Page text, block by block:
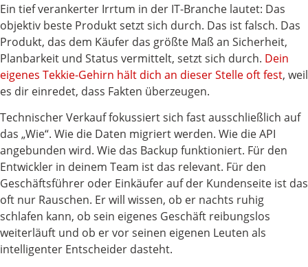
Ein tief verankerter Irrtum in der IT-Branche lautet: Das
objektiv beste Produkt setzt sich durch. Das ist falsch. Das
Produkt, das dem Käufer das größte Maß an Sicherheit,
Planbarkeit und Status vermittelt, setzt sich durch. Dein
eigenes Tekkie-Gehirn hält dich an dieser Stelle oft fest, weil
es dir einredet, dass Fakten überzeugen.
Technischer Verkauf fokussiert sich fast ausschließlich auf
das „Wie“. Wie die Daten migriert werden. Wie die API
angebunden wird. Wie das Backup funktioniert. Für den
Entwickler in deinem Team ist das relevant. Für den
Geschäftsführer oder Einkäufer auf der Kundenseite ist das
oft nur Rauschen. Er will wissen, ob er nachts ruhig
schlafen kann, ob sein eigenes Geschäft reibungslos
weiterläuft und ob er vor seinen eigenen Leuten als
intelligenter Entscheider dasteht.